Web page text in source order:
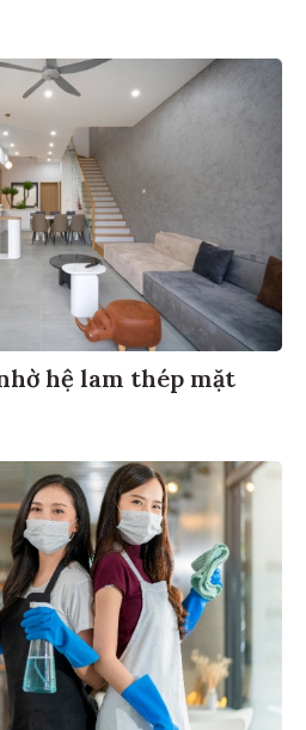
hệ lam thép mặt